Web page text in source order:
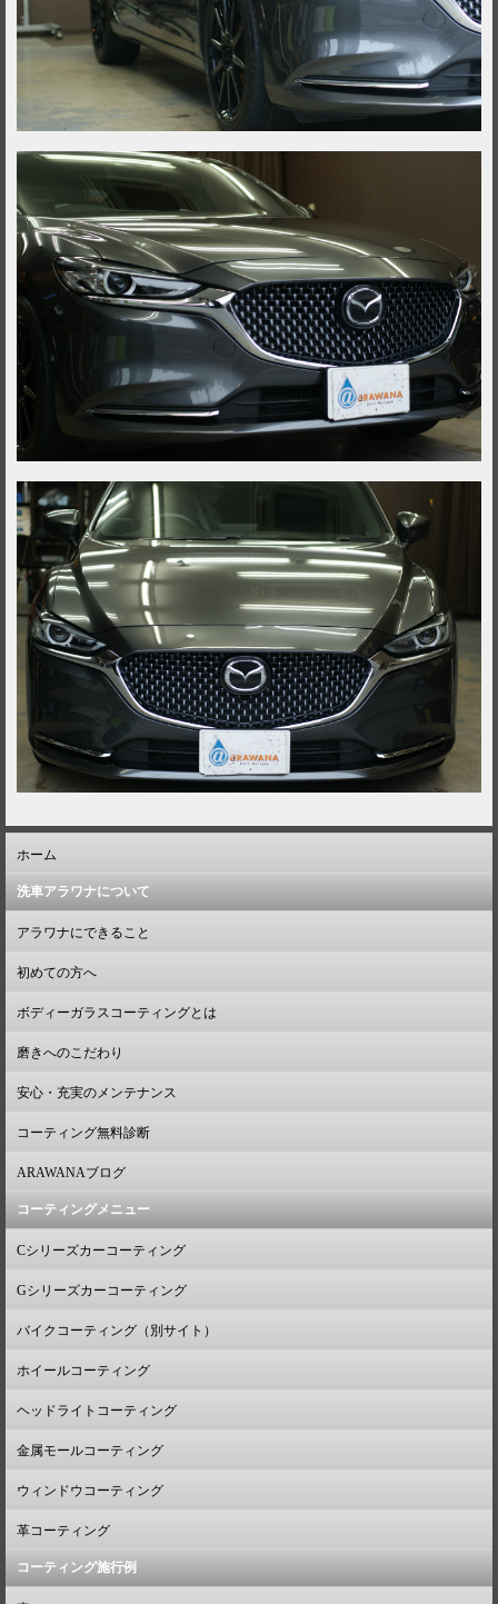
ホーム
洗車アラワナについて
アラワナにできること
初めての方へ
ボディーガラスコーティングとは
磨きへのこだわり
安心・充実のメンテナンス
コーティング無料診断
ARAWANAブログ
コーティングメニュー
Cシリーズカーコーティング
Gシリーズカーコーティング
バイクコーティング（別サイト）
ホイールコーティング
ヘッドライトコーティング
金属モールコーティング
ウィンドウコーティング
革コーティング
コーティング施行例